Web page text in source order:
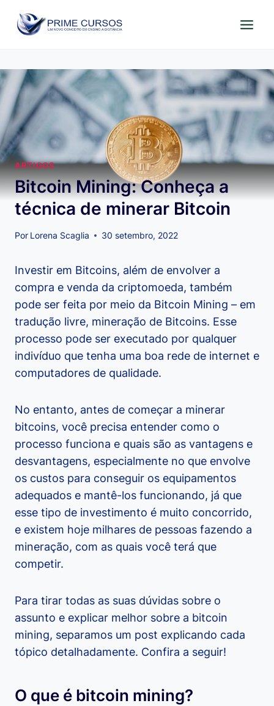
para
ARTIGOS
Bitcoin Mining: Conheça a
técnica de minerar Bitcoin
Por Lorena Scaglia 30 setembro, 2022
Investir em Bitcoins, além de envolver a
compra e venda da criptomoeda, também
pode ser feita por meio da Bitcoin Mining – em
tradução livre, mineração de Bitcoins. Esse
processo pode ser executado por qualquer
indivíduo que tenha uma boa rede de internet e
computadores de qualidade.
No entanto, antes de começar a minerar
bitcoins, você precisa entender como o
processo funciona e quais são as vantagens e
desvantagens, especialmente no que envolve
os custos para conseguir os equipamentos
adequados e mantê-los funcionando, já que
esse tipo de investimento é muito concorrido,
e existem hoje milhares de pessoas fazendo a
mineração, com as quais você terá que
competir.
Para tirar todas as suas dúvidas sobre o
assunto e explicar melhor sobre a bitcoin
mining, separamos um post explicando cada
tópico detalhadamente. Confira a seguir!
O que é bitcoin mining?